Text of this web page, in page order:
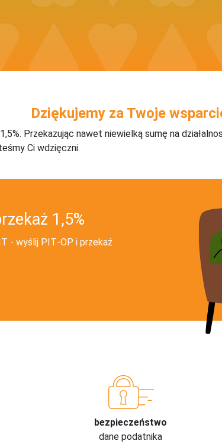
Dziękujemy za Twoje
Przekazując nawet niewielką sumę na
Ci wdzięczni.
1,5%
- wyślij PIT‑OP i przekaż
bezpieczeństwo
dane podatnika